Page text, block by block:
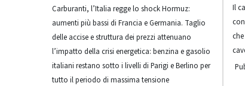
Carburanti, l’Italia regge lo shock Hormuz:
aumenti più bassi di Francia e Germania. Taglio
delle accise e struttura dei prezzi attenuano
l’impatto della crisi energetica: benzina e gasolio
italiani restano sotto i livelli di Parigi e Berlino per
tutto il periodo di massima tensione
Il